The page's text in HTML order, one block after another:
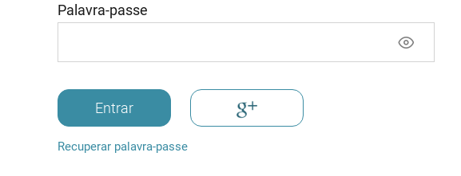
Palavra-passe
Entrar
Recuperar palavra-passe